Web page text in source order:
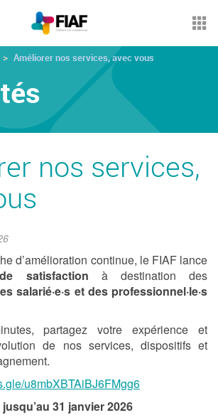
Améliorer nos services, avec vous
nos services,
d’amélioration continue, le FIAF lance
satisfaction à destination des
salarié·e·s et des professionnel·le·s
partagez votre expérience et
de nos services, dispositifs et
u8mbXBTAiBJ6FMgg6
31 janvier 2026